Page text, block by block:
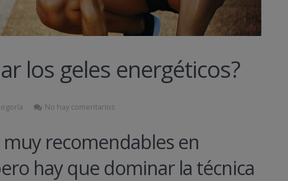
los geles energéticos?
No hay comentarios
recomendables en
hay que dominar la técnica